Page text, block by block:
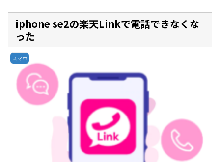
iphone se2の楽天Linkで電話できなくな
った
スマホ